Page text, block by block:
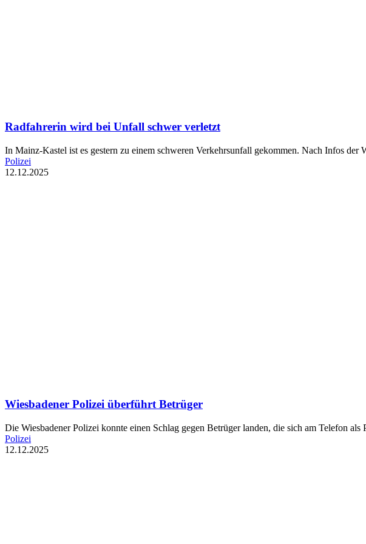
Radfahrerin wird bei Unfall schwer verletzt
In Mainz-Kastel ist es gestern zu einem schweren Verkehrsunfall gekommen. Nach Infos der
Polizei
12.12.2025
Wiesbadener Polizei überführt Betrüger
Die Wiesbadener Polizei konnte einen Schlag gegen Betrüger landen, die sich am Telefon als
Polizei
12.12.2025